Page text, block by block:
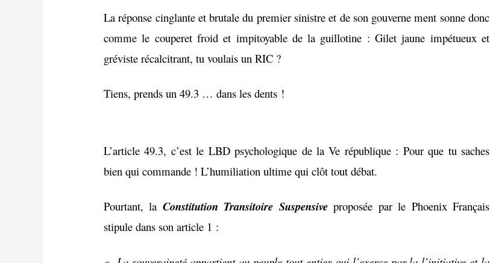
La réponse cinglante et brutale du premier sinistre et de son gouverne ment sonne donc
comme le couperet froid et impitoyable de la guillotine : Gilet jaune impétueux et
gréviste récalcitrant, tu voulais un RIC ?
Tiens, prends un 49.3 … dans les dents !
L’article 49.3, c’est le LBD psychologique de la Ve république : Pour que tu saches
bien qui commande ! L’humiliation ultime qui clôt tout débat.
Pourtant, la Constitution Transitoire Suspensiveproposée par le Phoenix Français
stipule dans son article 1 :